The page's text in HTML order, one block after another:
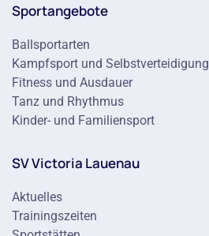
Sportangebote
Ballsportarten
Kampfsport und Selbstverteidigung
Fitness und Ausdauer
Tanz und Rhythmus
Kinder- und Familiensport
SV Victoria Lauenau
Aktuelles
Trainingszeiten